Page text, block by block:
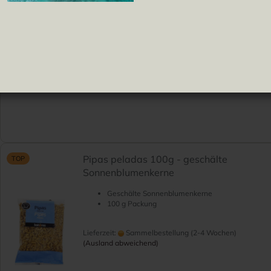
TOP
Pipas peladas 100g - geschälte
Sonnenblumenkerne
Geschälte Sonnenblumenkerne
100 g Packung
Lieferzeit:
Sammelbestellung (2-4 Wochen)
(Ausland abweichend)